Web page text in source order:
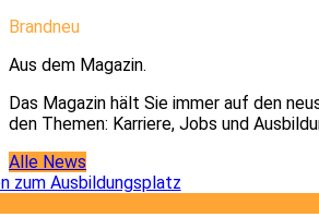
Brandneu
Aus dem Magazin.
Das Magazin hält Sie immer auf den
den Themen: Karriere, Jobs und
Alle News